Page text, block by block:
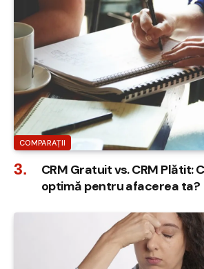
COMPARAȚII
CRM Gratuit vs. CRM Plătit:
optimă pentru afacerea ta?